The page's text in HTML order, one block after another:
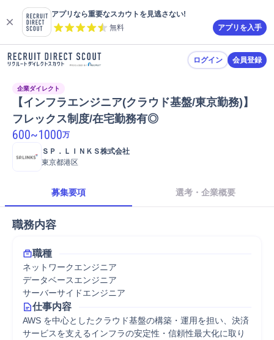
アプリなら重要なスカウトを見逃さない!
無料
アプリを入手
ログイン 会員登録
企業ダイレクト
【インフラエンジニア(クラウド基盤/東京勤務)】
フレックス制度/在宅勤務有◎
600~1000万
ＳＰ．ＬＩＮＫＳ株式会社
東京都港区
募集要項 選考・企業概要
職務内容
職種
ネットワークエンジニア
データベースエンジニア
サーバーサイドエンジニア
仕事内容
AWS を中心としたクラウド基盤の構築・運用を担い、決済
サービスを支えるインフラの安定性・信頼性最大化に取り